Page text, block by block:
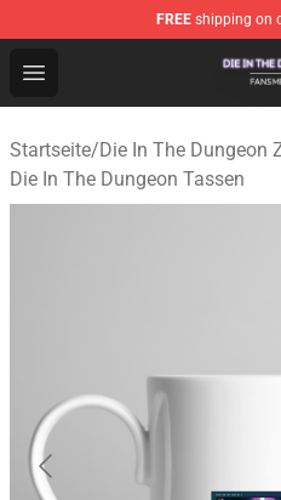
FREE shipping on
Open menu
Die In The Dungeon
Startseite/Die In The Dungeon
Die In The Dungeon Tassen